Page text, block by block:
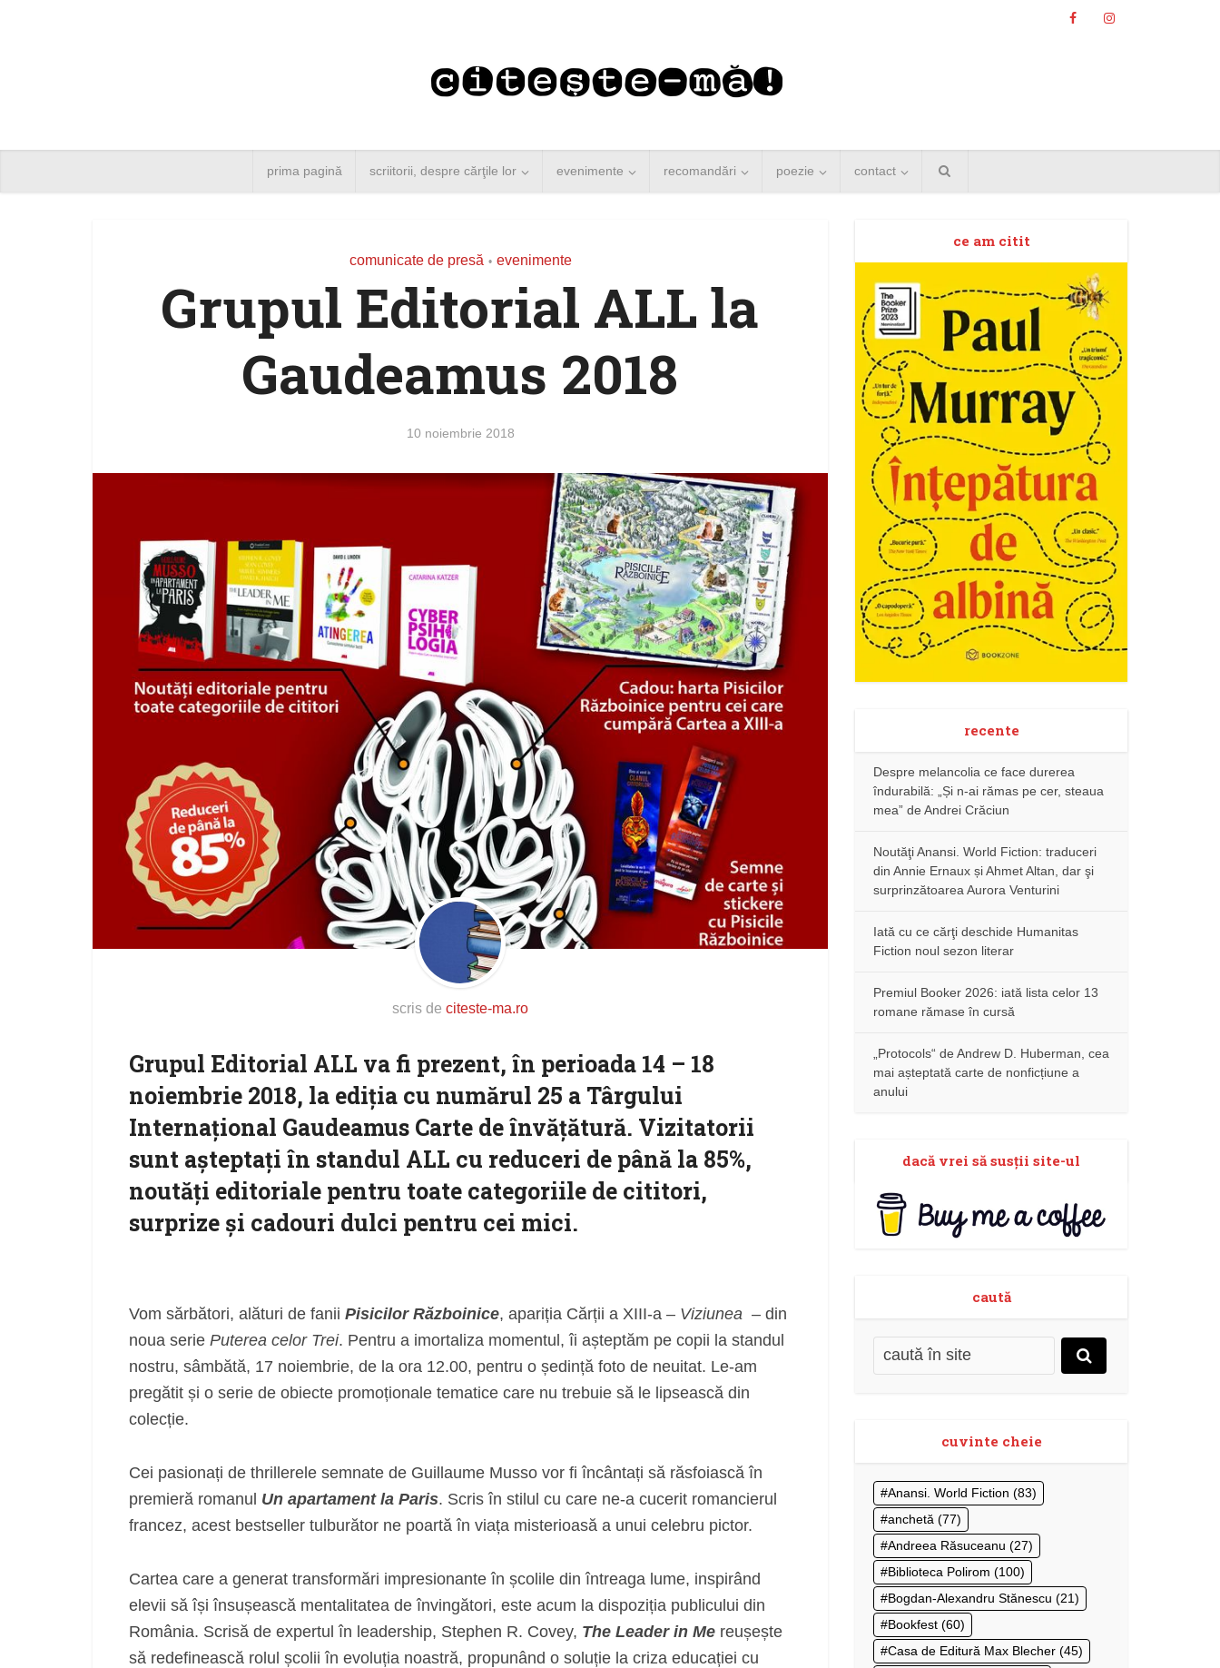
prima pagină scriitorii, despre cărţile lor evenimente recomandări poezie contact
comunicate de presă • evenimente
Grupul Editorial ALL la
Gaudeamus 2018
10 noiembrie 2018
scris de citeste-ma.ro
Grupul Editorial ALL va fi prezent, în perioada 14 – 18
noiembrie 2018, la ediția cu numărul 25 a Târgului
Internațional Gaudeamus Carte de învățătură. Vizitatorii
sunt așteptați în standul ALL cu reduceri de până la 85%,
noutăți editoriale pentru toate categoriile de cititori,
surprize și cadouri dulci pentru cei mici.
Vom sărbători, alături de fanii Pisicilor Războinice, apariția Cărții a XIII-a – Viziunea – din
noua serie Puterea celor Trei. Pentru a imortaliza momentul, îi așteptăm pe copii la standul
nostru, sâmbătă, 17 noiembrie, de la ora 12.00, pentru o ședință foto de neuitat. Le-am
pregătit și o serie de obiecte promoționale tematice care nu trebuie să le lipsească din
colecție.
Cei pasionați de thrillerele semnate de Guillaume Musso vor fi încântați să răsfoiască în
premieră romanul Un apartament la Paris. Scris în stilul cu care ne-a cucerit romancierul
francez, acest bestseller tulburător ne poartă în viața misterioasă a unui celebru pictor.
Cartea care a generat transformări impresionante în școlile din întreaga lume, inspirând
elevii să își însușească mentalitatea de învingători, este acum la dispoziția publicului din
România. Scrisă de expertul în leadership, Stephen R. Covey, The Leader in Me reușește
să redefinească rolul școlii în evoluția noastră, propunând o soluție la criza educației cu
ce am citit
recente
Despre melancolia ce face durerea
îndurabilă: „Și n-ai rămas pe cer, steaua
mea” de Andrei Crăciun
Noutăţi Anansi. World Fiction: traduceri
din Annie Ernaux și Ahmet Altan, dar şi
surprinzătoarea Aurora Venturini
Iată cu ce cărţi deschide Humanitas
Fiction noul sezon literar
Premiul Booker 2026: iată lista celor 13
romane rămase în cursă
„Protocols“ de Andrew D. Huberman, cea
mai așteptată carte de nonficțiune a
anului
dacă vrei să susţii site-ul
caută
cuvinte cheie
Anansi. World Fiction (83)
anchetă (77)
Andreea Răsuceanu (27)
Biblioteca Polirom (100)
Bogdan-Alexandru Stănescu (21)
Bookfest (60)
Casa de Editură Max Blecher (45)